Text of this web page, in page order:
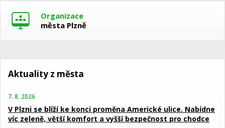
Organizace
města Plzně
Aktuality z města
7. 8. 2026
V Plzni se blíží ke konci proměna Americké ulice. Nabídne
víc zeleně, větší komfort a vyšší bezpečnost pro chodce